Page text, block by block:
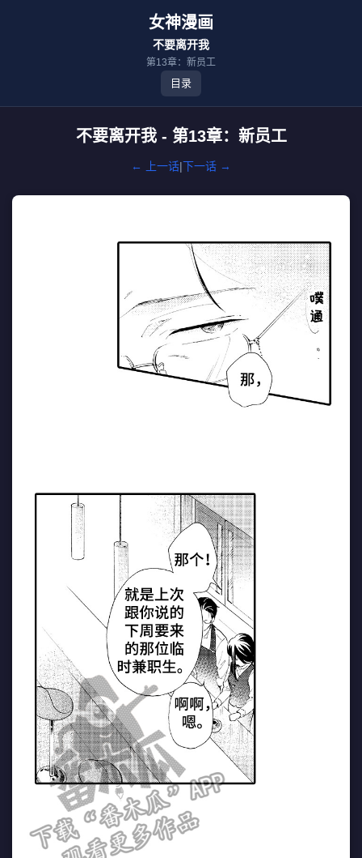
女神漫画
不要离开我
第13章：新员工
目录
不要离开我 - 第13章：新员工
← 上一话|下一话 →